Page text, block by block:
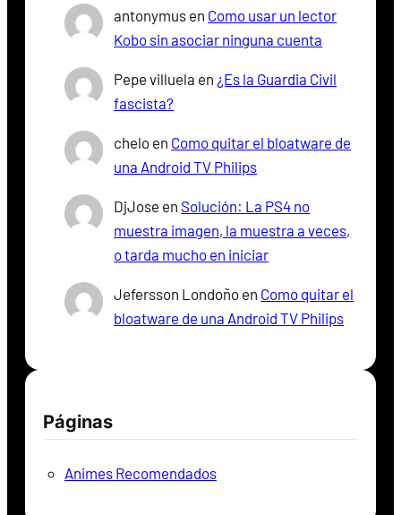
antonymus en Como usar un lector
Kobo sin asociar ninguna cuenta
Pepe villuela en ¿Es la Guardia Civil
fascista?
chelo en Como quitar el bloatware de
una Android TV Philips
DjJose en Solución: La PS4 no
muestra imagen, la muestra a veces,
o tarda mucho en iniciar
Jefersson Londoño en Como quitar el
bloatware de una Android TV Philips
Páginas
Animes Recomendados